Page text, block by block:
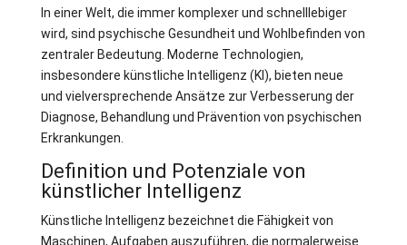
In einer Welt, die immer komplexer und schnelllebiger
wird, sind psychische Gesundheit und Wohlbefinden von
zentraler Bedeutung. Moderne Technologien,
insbesondere künstliche Intelligenz (KI), bieten neue
und vielversprechende Ansätze zur Verbesserung der
Diagnose, Behandlung und Prävention von psychischen
Erkrankungen.
Definition und Potenziale von
künstlicher Intelligenz
Künstliche Intelligenz bezeichnet die Fähigkeit von
Maschinen, Aufgaben auszuführen, die normalerweise